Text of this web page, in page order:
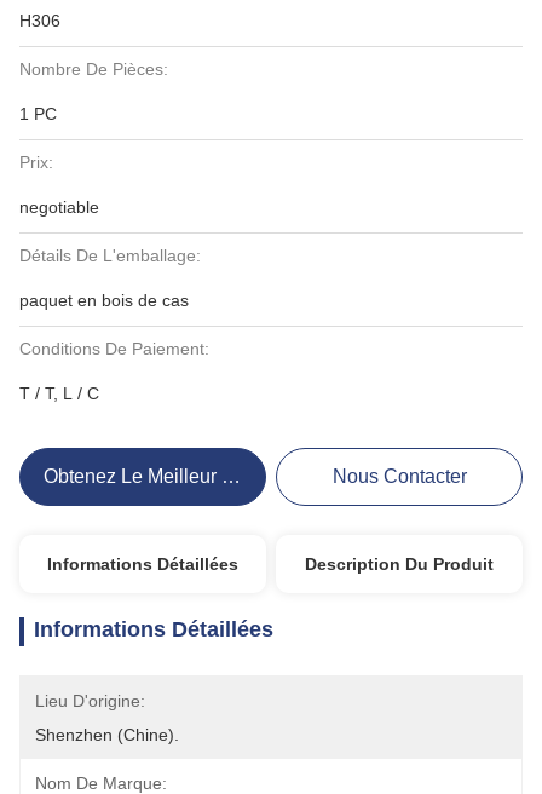
H306
Nombre De Pièces:
1 PC
Prix:
negotiable
Détails De L'emballage:
paquet en bois de cas
Conditions De Paiement:
T / T, L / C
Obtenez Le Meilleur Prix Nous Contacter
Informations Détaillées Description Du Produit
Informations Détaillées
Lieu D'origine:
Shenzhen (Chine).
Nom De Marque: